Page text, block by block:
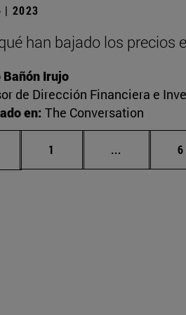
| 2023
han bajado los precios
Bañón Irujo
de Dirección Financiera e
en: The Conversation
Página
1 ... Páginas 6